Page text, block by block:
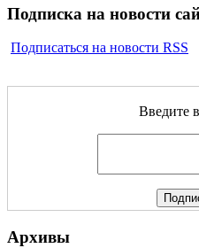
Подписка на новости
Подписаться на новости RSS
Введите
Архивы